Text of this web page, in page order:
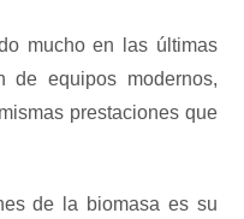
mucho en las últimas
de equipos modernos,
prestaciones que
de la biomasa es su